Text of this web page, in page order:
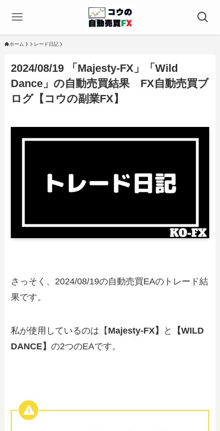
ホーム トレード日記
2024/08/19 「Majesty-FX」「Wild
Dance」の自動売買結果 FX自動売買ブ
ログ【コウの副業FX】
さっそく、2024/08/19の自動売買EAのトレード結
果です。
私が使用しているのは【 Majesty-FX】 と
【WILD
DANCE】の2つのEAです。